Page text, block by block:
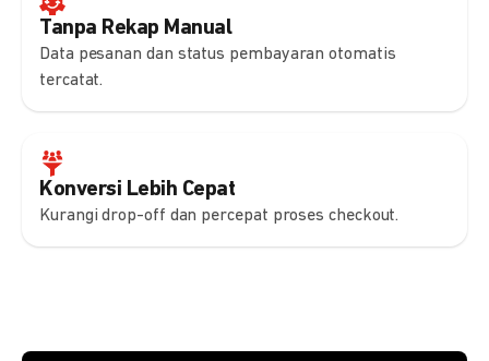
Tanpa Rekap Manual
Data pesanan dan status pembayaran otomatis
tercatat.
Konversi Lebih Cepat
Kurangi drop-off dan percepat proses checkout.